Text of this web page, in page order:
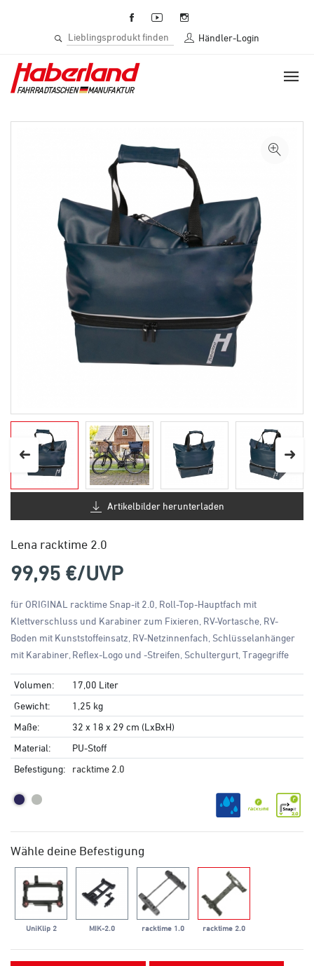
Händler-Login
Artikelbilder herunterladen
Lena racktime 2.0
99,95 €/UVP
für ORIGINAL racktime Snap-it 2.0, Roll-Top-Hauptfach mit
Klettverschluss und Karabiner zum Fixieren, RV-Vortasche, RV-
Boden mit Kunststoffeinsatz, RV-Netzinnenfach, Schlüsselanhänger
mit Karabiner, Reflex-Logo und -Streifen, Schultergurt, Tragegriffe
Volumen:
17,00 Liter
Gewicht:
1,25 kg
Maße:
32 x 18 x 29 cm (LxBxH)
Material:
PU-Stoff
Befestigung:
racktime 2.0
Wähle deine Befestigung
UniKlip 2 MIK-2.0 racktime 1.0 racktime 2.0